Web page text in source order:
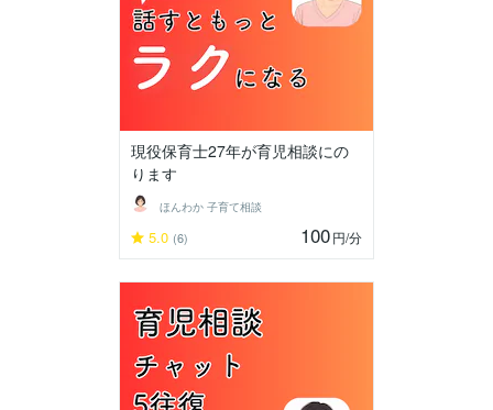
現役保育士27年が育児相談にの
ります
ほんわか 子育て相談
5.0 (6) 100円/分